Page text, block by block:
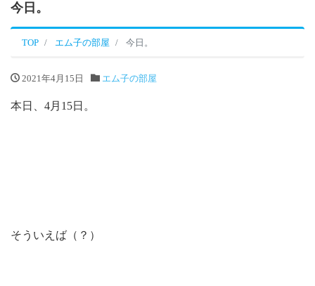
今日。
TOP エム子の部屋 今日。
2021年4月15日 エム子の部屋
本日、4月15日。
そういえば（？）